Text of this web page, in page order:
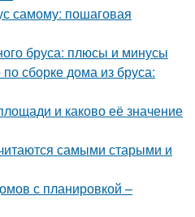
самому: пошаговая
бруса: плюсы и минусы
сборке дома из бруса:
и каково её значение
самыми старыми и
с планировкой –